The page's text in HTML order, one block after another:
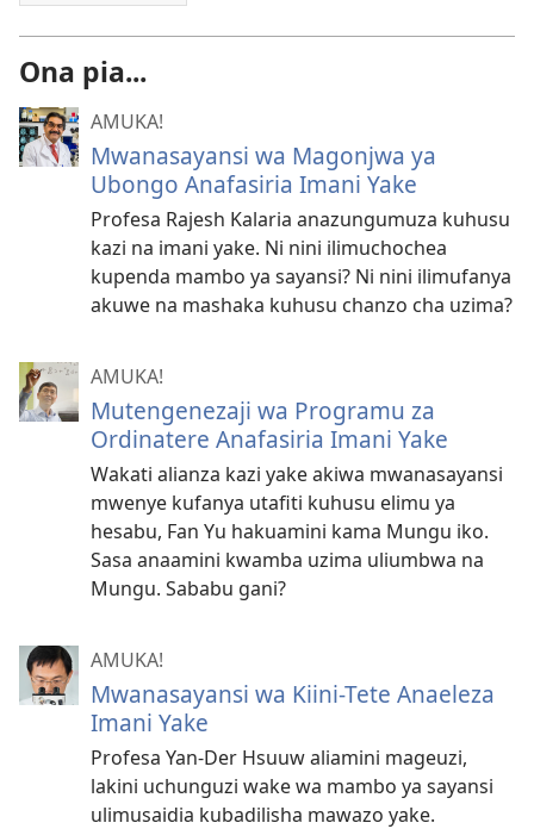
Ona pia...
AMUKA!
Mwanasayansi wa Magonjwa ya
Ubongo Anafasiria Imani Yake
Profesa Rajesh Kalaria anazungumuza kuhusu
kazi na imani yake. Ni nini ilimuchochea
kupenda mambo ya sayansi? Ni nini ilimufanya
akuwe na mashaka kuhusu chanzo cha uzima?
AMUKA!
Mutengenezaji wa Programu za
Ordinatere Anafasiria Imani Yake
Wakati alianza kazi yake akiwa mwanasayansi
mwenye kufanya utafiti kuhusu elimu ya
hesabu, Fan Yu hakuamini kama Mungu iko.
Sasa anaamini kwamba uzima uliumbwa na
Mungu. Sababu gani?
AMUKA!
Mwanasayansi wa Kiini-Tete Anaeleza
Imani Yake
Profesa Yan-Der Hsuuw aliamini mageuzi,
lakini uchunguzi wake wa mambo ya sayansi
ulimusaidia kubadilisha mawazo yake.